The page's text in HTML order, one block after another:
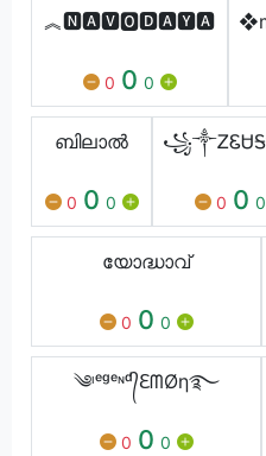
︽🅽🅰🆅🅾🅳🅰🆈🅰
0 0 0
ബിലാൽ
0 0 0 0 0 0
യോദ്ധാവ്
0 0 0
༄ᶥᵉᵍᵉᶰᵈ᭄ℇᗰØη࿐
0 0 0